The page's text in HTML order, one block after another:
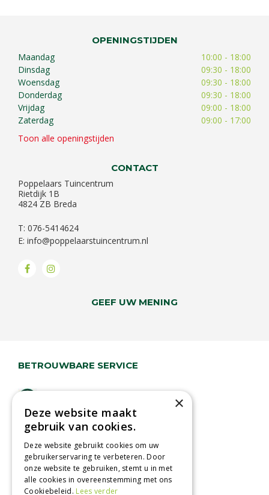
OPENINGSTIJDEN
Maandag
10:00 - 18:00
Dinsdag
09:30 - 18:00
Woensdag
09:30 - 18:00
Donderdag
09:30 - 18:00
Vrijdag
09:00 - 18:00
Zaterdag
09:00 - 17:00
Toon alle openingstijden
CONTACT
Poppelaars Tuincentrum
Rietdijk 1B
4824 ZB Breda
T: 076-5414624
E: info@poppelaarstuincentrum.nl
GEEF UW MENING
BETROUWBARE SERVICE
Lage verzendkosten
Vandaag besteld
binnen 2 dagen ophalen!
Afhalen in tuincentrum
Betaal veilig
met iDeal - Wero
×
Deze website maakt
gebruik van cookies.
Deze website gebruikt cookies om uw
gebruikerservaring te verbeteren. Door
onze website te gebruiken, stemt u in met
alle cookies in overeenstemming met ons
Cookiebeleid. Lees verder